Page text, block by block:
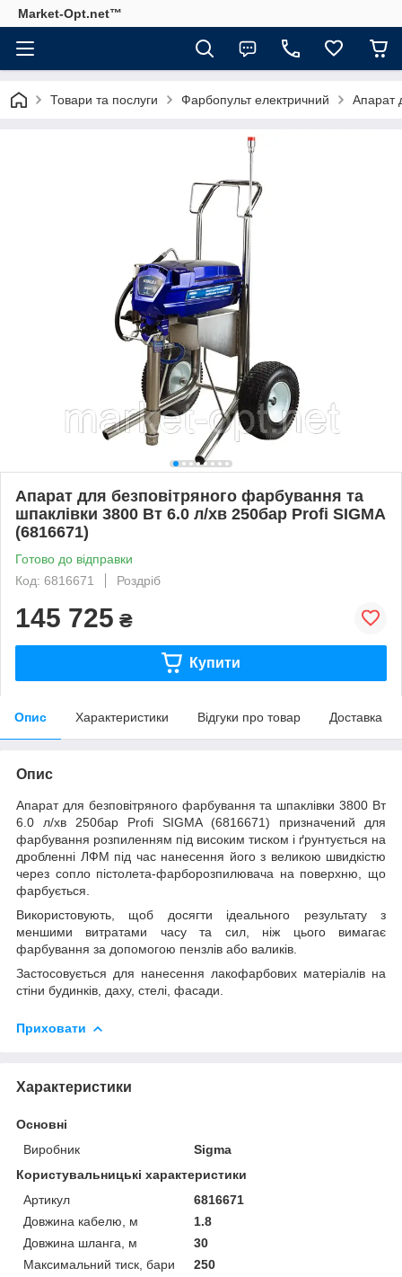
Market-Opt.net™
Товари та послуги Фарбопульт електричний Апарат
Апарат для безповітряного фарбування та
шпаклівки 3800 Вт 6.0 л/хв 250бар Profi SIGMA
(6816671)
Готово до відправки
Код: 6816671
Роздріб
145 725 ₴
Купити
Опис Характеристики Відгуки про товар Доставка
Опис
Апарат для безповітряного фарбування та шпаклівки 3800 Вт
6.0 л/хв 250бар Profi SIGMA (6816671) призначений для
фарбування розпиленням під високим тиском і ґрунтується на
дробленні ЛФМ під час нанесення його з великою швидкістю
через сопло пістолета-фарборозпилювача на поверхню, що
фарбується.
Використовують, щоб досягти ідеального результату з
меншими витратами часу та сил, ніж цього вимагає
фарбування за допомогою пензлів або валиків.
Застосовується для нанесення лакофарбових матеріалів на
стіни будинків, даху, стелі, фасади.
Приховати
Характеристики
Основні
Виробник
Sigma
Користувальницькі характеристики
Артикул
6816671
Довжина кабелю, м
1.8
Довжина шланга, м
30
Максимальний тиск, бари
250